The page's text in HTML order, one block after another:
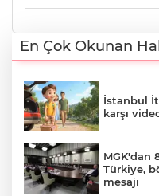
En Çok Okunan
İstanbul
karşı
MGK'dan
Türkiye,
mesajı